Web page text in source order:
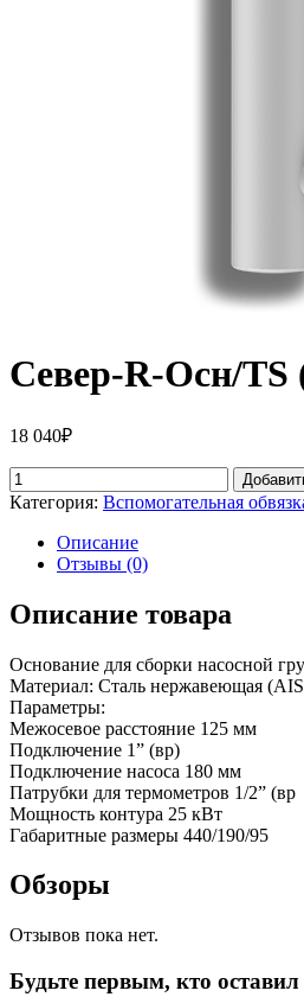
Север-R-Осн/TS
18 040₽
Категория: Вспомогательная
Описание
Отзывы (0)
Описание товара
Основание для сборки насосной
Материал: Сталь нержавеющая
Параметры:
Межосевое расстояние 125 мм
Подключение 1” (вр)
Подключение насоса 180 мм
Патрубки для термометров 1/2” (вр
Мощность контура 25 кВт
Габаритные размеры 440/190/95
Обзоры
Отзывов пока нет.
Будьте первым, кто